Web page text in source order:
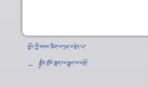
ཁྱོད་ཀྱི་གསང་ཚིག་ལ་དྲན་པ་རྗེད་པ།
← སྐྱིད་གྲོང་སྐད།་ལ་རྒྱབ་ལ་འགྲོ།